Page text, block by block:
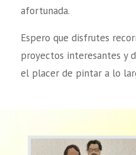
afortunada.
Espero que disfrutes
proyectos interesantes y
el placer de pintar a lo